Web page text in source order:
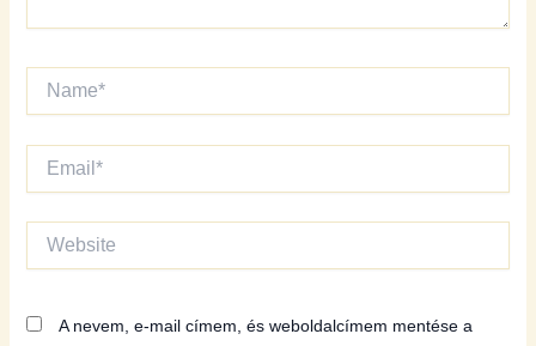
Name*
Website
A nevem, e-mail címem, és weboldalcímem mentése a